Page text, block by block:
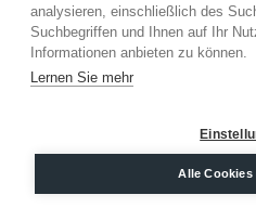
©2026.
Datenschutz
analysieren, einschließlich des
Suchbegriffen und Ihnen auf Ihr
Informationen anbieten zu können.
Lernen Sie mehr
Alle Cookies